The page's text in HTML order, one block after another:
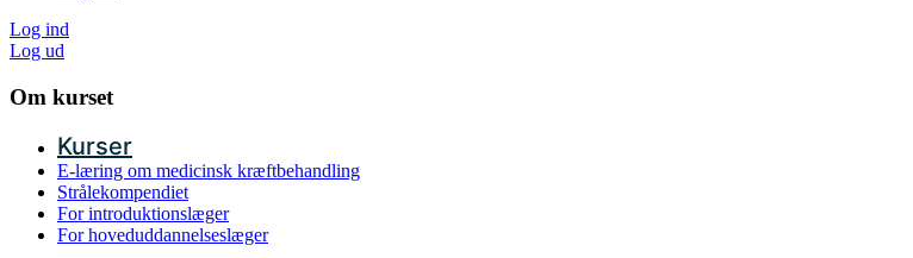
Log ind
Log ud
Om kurset
Kurser
E-læring om medicinsk kræftbehandling
Strålekompendiet
For introduktionslæger
For hoveduddannelseslæger